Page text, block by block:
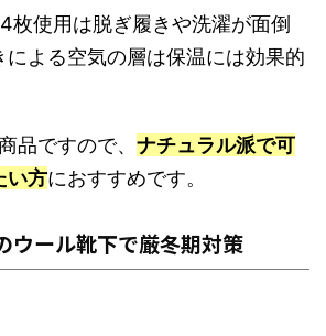
枚使用は脱ぎ履きや洗濯が面倒
による空気の層は保温には効果的
品ですので、 ナチュラル派で可
い方におすすめです。
ウール靴下で厳冬期対策